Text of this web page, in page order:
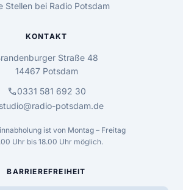
Stellen bei Radio Potsdam
KONTAKT
Straße 48
14467 Potsdam
call0331 581 692 30
studio@radio-potsdam.de
ist von Montag – Freitag
Uhr bis 18.00 Uhr möglich.
BARRIEREFREIHEIT